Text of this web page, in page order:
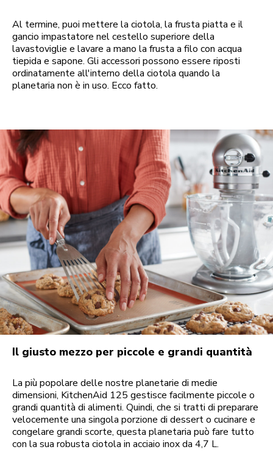
Al termine, puoi mettere la ciotola, la frusta piatta e il
gancio impastatore nel cestello superiore della
lavastoviglie e lavare a mano la frusta a filo con acqua
tiepida e sapone. Gli accessori possono essere riposti
ordinatamente all'interno della ciotola quando la
planetaria non è in uso. Ecco fatto.
Il giusto mezzo per piccole e grandi quantità
La più popolare delle nostre planetarie di medie
dimensioni, KitchenAid 125 gestisce facilmente piccole o
grandi quantità di alimenti. Quindi, che si tratti di preparare
velocemente una singola porzione di dessert o cucinare e
congelare grandi scorte, questa planetaria può fare tutto
con la sua robusta ciotola in acciaio inox da 4,7 L.